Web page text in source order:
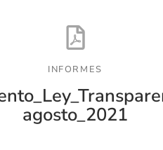
INFORMES
agosto_2021